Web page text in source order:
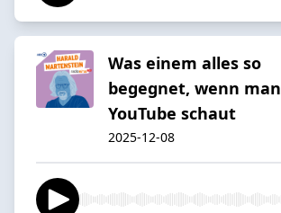
Was einem alles so
begegnet, wenn man
YouTube schaut
2025-12-08